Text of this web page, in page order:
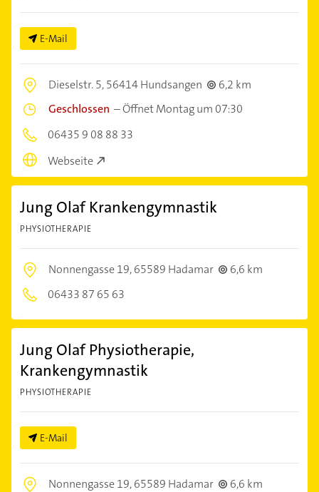
E-Mail
Dieselstr. 5,56414 Hundsangen
6,2 km
Geschlossen –Öffnet Montag um 07:30
06435 9 08 88 33
Webseite
Jung Olaf Krankengymnastik
PHYSIOTHERAPIE
Nonnengasse 19,65589 Hadamar
6,6 km
06433 87 65 63
Jung Olaf Physiotherapie,
Krankengymnastik
PHYSIOTHERAPIE
E-Mail
Nonnengasse 19,65589 Hadamar
6,6 km